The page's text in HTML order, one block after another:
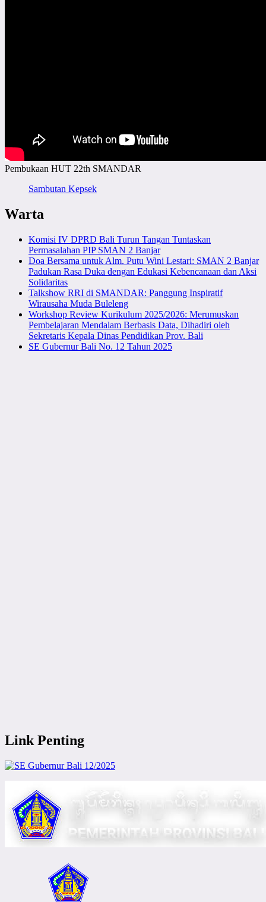
Pembukaan HUT 22th SMANDAR
Sambutan Kepsek
Warta
Komisi IV DPRD Bali Turun Tangan Tuntaskan
Permasalahan PIP SMAN 2 Banjar
Doa Bersama untuk Alm. Putu Wini Lestari: SMAN 2 Banjar
Padukan Rasa Duka dengan Edukasi Kebencanaan dan Aksi
Solidaritas
Talkshow RRI di SMANDAR: Panggung Inspiratif
Wirausaha Muda Buleleng
Workshop Review Kurikulum 2025/2026: Merumuskan
Pembelajaran Mendalam Berbasis Data, Dihadiri oleh
Sekretaris Kepala Dinas Pendidikan Prov. Bali
SE Gubernur Bali No. 12 Tahun 2025
Link Penting